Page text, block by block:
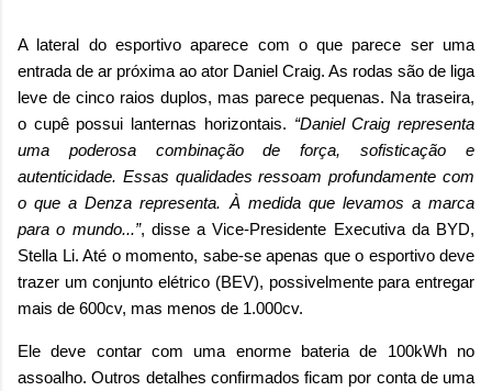
A lateral do esportivo aparece com o que parece ser uma
entrada de ar próxima ao ator Daniel Craig. As rodas são de liga
leve de cinco raios duplos, mas parece pequenas. Na traseira,
o cupê possui lanternas horizontais. “Daniel Craig representa
uma poderosa combinação de força, sofisticação e
autenticidade. Essas qualidades ressoam profundamente com
o que a Denza representa. À medida que levamos a marca
para o mundo...”, disse a Vice-Presidente Executiva da BYD,
Stella Li. Até o momento, sabe-se apenas que o esportivo deve
trazer um conjunto elétrico (BEV), possivelmente para entregar
mais de 600cv, mas menos de 1.000cv.
Ele deve contar com uma enorme bateria de 100kWh no
assoalho. Outros detalhes confirmados ficam por conta de uma